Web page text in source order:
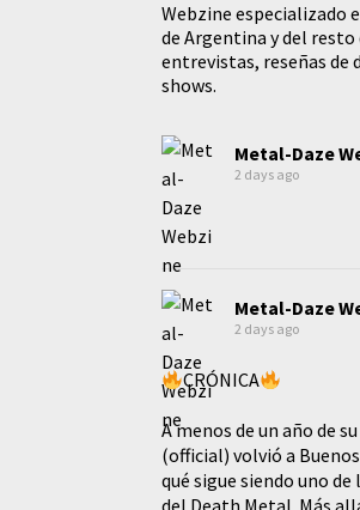
Webzine especializado
de Argentina y del
entrevistas, reseñas de
shows.
Metal-Daze
2 days ago
Metal-Daze
2 days ago
CRÓNICA
A menos de un año de
(official) volvió a
qué sigue siendo uno
del Death Metal. Más